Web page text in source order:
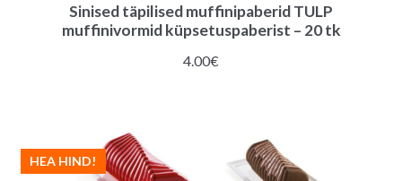
Sinised täpilised muffinipaberid TULP
muffinivormid küpsetuspaberist – 20 tk
4.00€
HEA HIND!